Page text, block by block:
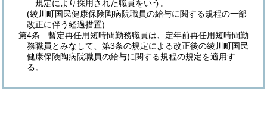
規定により採用された職員をいう。
(綾川町国民健康保険陶病院職員の給与に関する規程の一部
改正に伴う経過措置)
第4条
暫定再任用短時間勤務職員は、定年前再任用短時間勤
務職員とみなして、第3条の規定による改正後の綾川町国民
健康保険陶病院職員の給与に関する規程の規定を適用す
る。